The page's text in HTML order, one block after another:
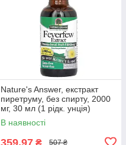
Nature's Answer, екстракт
пиретруму, без спирту, 2000
мг, 30 мл (1 рідк. унція)
В наявності
359,97 ₴ 507 ₴